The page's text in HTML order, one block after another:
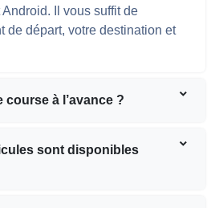
Il vous suffit de
de départ, votre destination et
course à l’avance ?
sont disponibles